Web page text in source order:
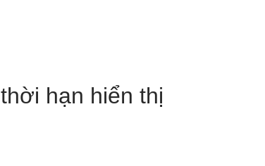
hạn hiển thị